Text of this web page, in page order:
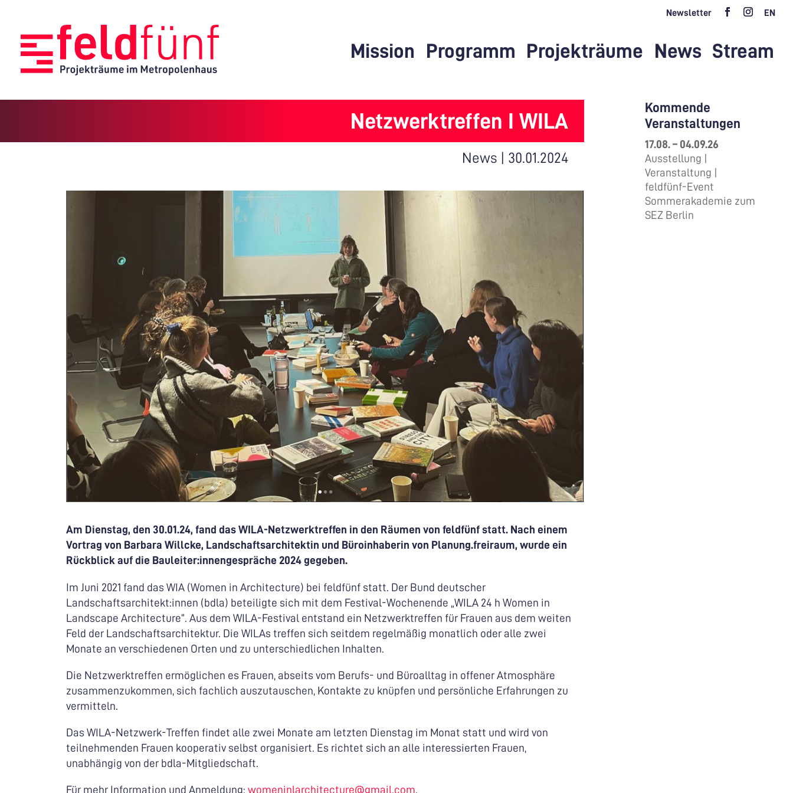
Newsletter EN
Mission Programm Projekträume News Stream
Netzwerktreffen I WILA
News | 30.01.2024
Am Dienstag, den 30.01.24, fand das WILA-Netzwerktreffen in den Räumen von feldfünf statt. Nach einem
Vortrag von Barbara Willcke, Landschaftsarchitektin und Büroinhaberin von Planung.freiraum, wurde ein
Rückblick auf die Bauleiter:innengespräche 2024 gegeben.
Im Juni 2021 fand das WIA (Women in Architecture) bei feldfünf statt. Der Bund deutscher
Landschaftsarchitekt:innen (bdla) beteiligte sich mit dem Festival-Wochenende „WILA 24 h Women in
Landscape Architecture“. Aus dem WILA-Festival entstand ein Netzwerktreffen für Frauen aus dem weiten
Feld der Landschaftsarchitektur. Die WILAs treffen sich seitdem regelmäßig monatlich oder alle zwei
Monate an verschiedenen Orten und zu unterschiedlichen Inhalten.
Die Netzwerktreffen ermöglichen es Frauen, abseits vom Berufs- und Büroalltag in offener Atmosphäre
zusammenzukommen, sich fachlich auszutauschen, Kontakte zu knüpfen und persönliche Erfahrungen zu
vermitteln.
Das WILA-Netzwerk-Treffen findet alle zwei Monate am letzten Dienstag im Monat statt und wird von
teilnehmenden Frauen kooperativ selbst organisiert. Es richtet sich an alle interessierten Frauen,
unabhängig von der bdla-Mitgliedschaft.
Für mehr Information und Anmeldung: womeninlarchitecture@gmail.com.
Kommende
Veranstaltungen
17.08. – 04.09.26
Ausstellung |
Veranstaltung |
feldfünf-Event
Sommerakademie zum
SEZ Berlin